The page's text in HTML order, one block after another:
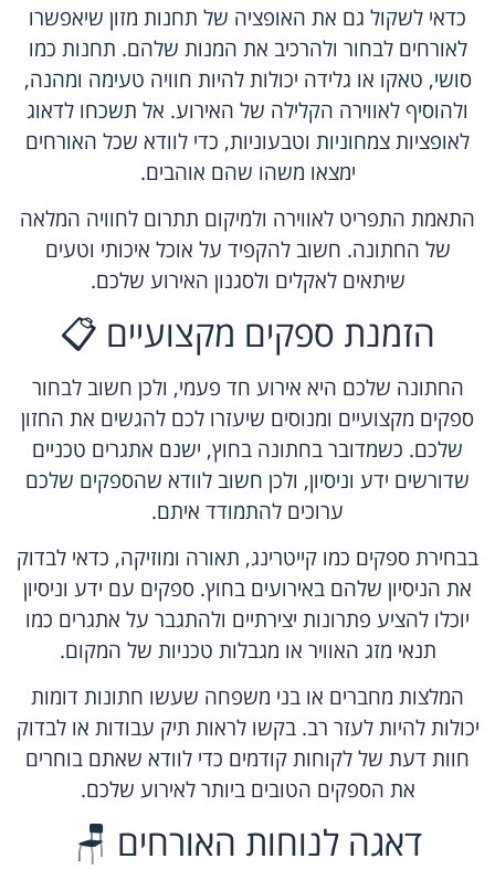
כדאי לשקול גם את האופציה של תחנות מזון שיאפשרו
לאורחים לבחור ולהרכיב את המנות שלהם. תחנות כמו
סושי, טאקו או גלידה יכולות להיות חוויה טעימה ומהנה,
ולהוסיף לאווירה הקלילה של האירוע. אל תשכחו לדאוג
לאופציות צמחוניות וטבעוניות, כדי לוודא שכל האורחים
ימצאו משהו שהם אוהבים.
התאמת התפריט לאווירה ולמיקום תתרום לחוויה המלאה
של החתונה. חשוב להקפיד על אוכל איכותי וטעים
שיתאים לאקלים ולסגנון האירוע שלכם.
הזמנת ספקים מקצועיים 📋
החתונה שלכם היא אירוע חד פעמי, ולכן חשוב לבחור
ספקים מקצועיים ומנוסים שיעזרו לכם להגשים את החזון
שלכם. כשמדובר בחתונה בחוץ, ישנם אתגרים טכניים
שדורשים ידע וניסיון, ולכן חשוב לוודא שהספקים שלכם
ערוכים להתמודד איתם.
בבחירת ספקים כמו קייטרינג, תאורה ומוזיקה, כדאי לבדוק
את הניסיון שלהם באירועים בחוץ. ספקים עם ידע וניסיון
יוכלו להציע פתרונות יצירתיים ולהתגבר על אתגרים כמו
תנאי מזג האוויר או מגבלות טכניות של המקום.
המלצות מחברים או בני משפחה שעשו חתונות דומות
יכולות להיות לעזר רב. בקשו לראות תיק עבודות או לבדוק
חוות דעת של לקוחות קודמים כדי לוודא שאתם בוחרים
את הספקים הטובים ביותר לאירוע שלכם.
דאגה לנוחות האורחים 🪑